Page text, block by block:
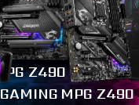
Z490
GAMINGMPG Z490